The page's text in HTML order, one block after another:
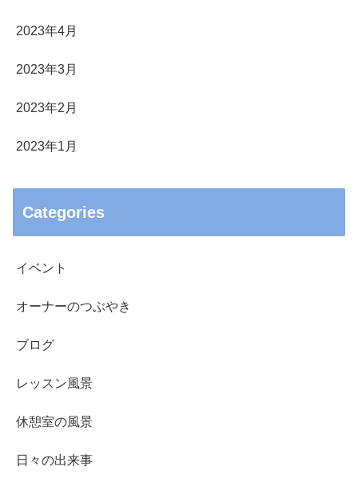
2023年4月
2023年3月
2023年2月
2023年1月
Categories
イベント
オーナーのつぶやき
ブログ
レッスン風景
休憩室の風景
日々の出来事